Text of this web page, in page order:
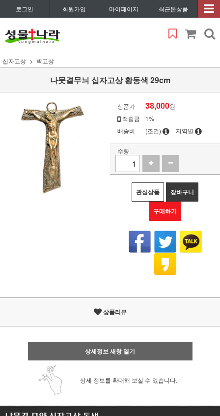
로그인 회원가입 마이페이지 최근본상품
십자고상 벽고상
나뭇결무늬 십자고상 황동색 29cm
상품가 38,000원
적립금
1%
배송비
(조건) 지역별
수량
관심상품 장바구니
구매하기
상품리뷰
상세정보 새창 열기
상세 정보를 확대해 보실 수 있습니다.